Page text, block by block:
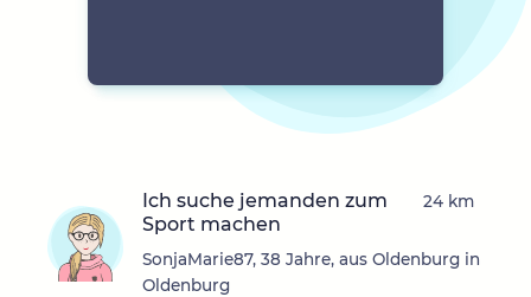
Ich suche jemanden zum
Sport machen
SonjaMarie87, 38 Jahre, aus Oldenburg in
Oldenburg
24 km